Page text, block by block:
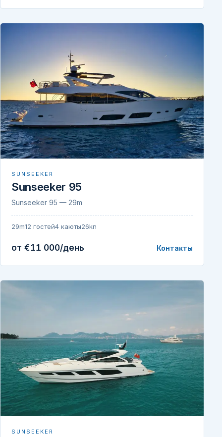
SUNSEEKER
Sunseeker 95
Sunseeker 95 — 29m
29m12 гостей4 каюты26kn
от €11 000/день Контакты
SUNSEEKER